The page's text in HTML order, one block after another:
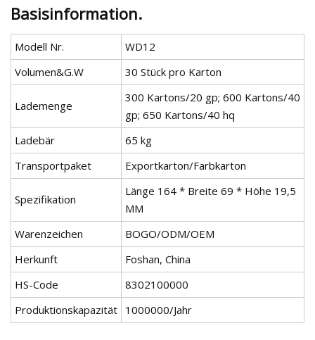
Basisinformation.
Modell Nr.
WD12
Volumen&G.W
30 Stück pro Karton
Lademenge
300 Kartons/20 gp; 600 Kartons/40
gp; 650 Kartons/40 hq
Ladebär
65 kg
Transportpaket
Exportkarton/Farbkarton
Spezifikation
Länge 164 * Breite 69 * Höhe 19,5
MM
Warenzeichen
BOGO/ODM/OEM
Herkunft
Foshan, China
HS-Code
8302100000
Produktionskapazität 1000000/Jahr